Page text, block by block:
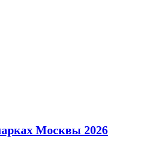
Москвы 2026